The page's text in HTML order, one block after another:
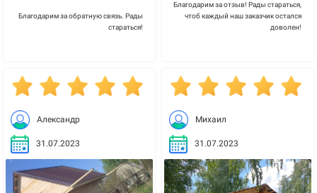
Благодарим за обратную связь. Рады
стараться!
Благодарим за отзыв! Рады стараться,
чтоб каждый наш заказчик остался
доволен!
Александр
31.07.2023
Михаил
31.07.2023